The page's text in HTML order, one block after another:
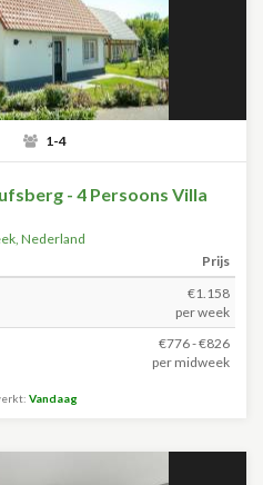
1-4
- 4 Persoons Villa
, Nederland
Prijs
€1.158
per week
€776 - €826
per midweek
Vandaag